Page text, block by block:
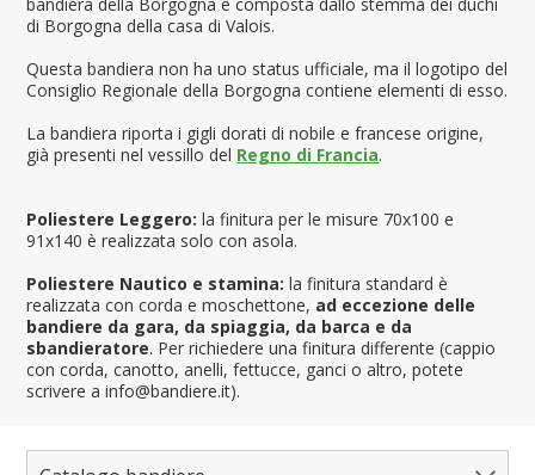
di Borgogna della casa di Valois.
Questa bandiera non ha uno status ufficiale, ma il logotipo del
Consiglio Regionale della Borgogna contiene elementi di esso.
La bandiera riporta i gigli dorati di nobile e francese origine,
già presenti nel vessillo del Regno di Francia.
Poliestere Leggero: la finitura per le misure 70x100 e
91x140 è realizzata solo con asola.
Poliestere Nautico e stamina: la finitura standard è
realizzata con corda e moschettone, ad eccezione delle
bandiere da gara, da spiaggia, da barca e da
sbandieratore. Per richiedere una finitura differente (cappio
con corda, canotto, anelli, fettucce, ganci o altro, potete
scrivere a info@bandiere.it).